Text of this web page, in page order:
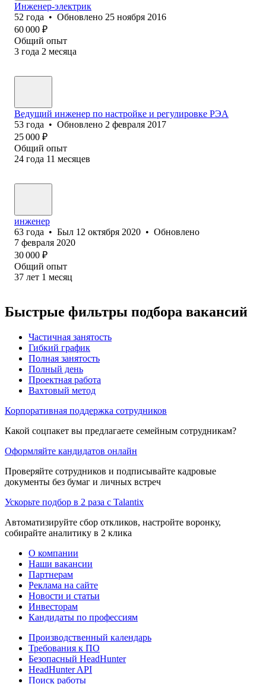
Инженер-электрик
52 года • Обновлено 25 ноября 2016
60 000 ₽
Общий опыт
3 года 2 месяца
Ведущий инженер по настройке и регулировке РЭА
53 года • Обновлено 2 февраля 2017
25 000 ₽
Общий опыт
24 года 11 месяцев
инженер
63 года • Был 12 октября 2020 • Обновлено
7 февраля 2020
30 000 ₽
Общий опыт
37 лет 1 месяц
Быстрые фильтры подбора вакансий
Частичная занятость
Гибкий график
Полная занятость
Полный день
Проектная работа
Вахтовый метод
Корпоративная поддержка сотрудников
Какой соцпакет вы предлагаете семейным сотрудникам?
Оформляйте кандидатов онлайн
Проверяйте сотрудников и подписывайте кадровые
документы без бумаг и личных встреч
Ускорьте подбор в 2 раза с Talantix
Автоматизируйте сбор откликов, настройте воронку,
собирайте аналитику в 2 клика
О компании
Наши вакансии
Партнерам
Реклама на сайте
Новости и статьи
Инвесторам
Кандидаты по профессиям
Производственный календарь
Требования к ПО
Безопасный HeadHunter
HeadHunter API
Поиск работы